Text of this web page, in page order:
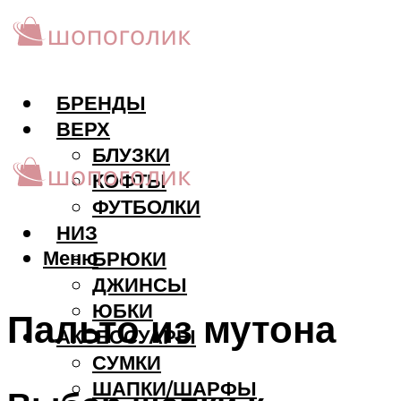
БРЕНДЫ
ВЕРХ
БЛУЗКИ
КОФТЫ
ФУТБОЛКИ
НИЗ
БРЮКИ
ДЖИНСЫ
ЮБКИ
АКCЕССУАРЫ
СУМКИ
ШАПКИ/ШАРФЫ
Меню
Пальто из мутона